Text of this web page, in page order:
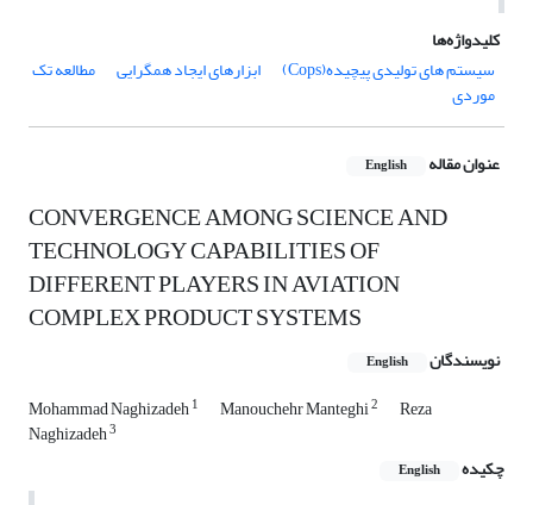
کلیدواژه‌ها
سیستم های تولیدی پیچیده(Cops)
ابزارهای ایجاد همگرایی مطالعه تک
موردی
عنوان مقاله English
CONVERGENCE AMONG SCIENCE AND
TECHNOLOGY CAPABILITIES OF
DIFFERENT PLAYERS IN AVIATION
COMPLEX PRODUCT SYSTEMS
نویسندگان English
Mohammad Naghizadeh1 Manouchehr Manteghi2 Reza
Naghizadeh3
چکیده English